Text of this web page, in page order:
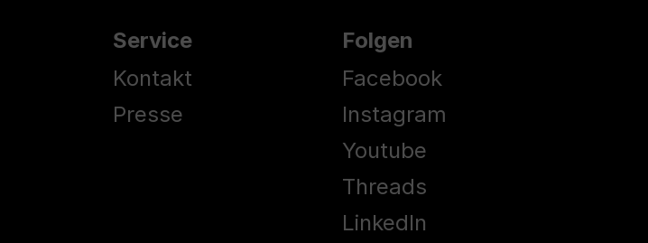
Service
Kontakt
Presse
Folgen
Facebook
Instagram
Youtube
Threads
LinkedIn